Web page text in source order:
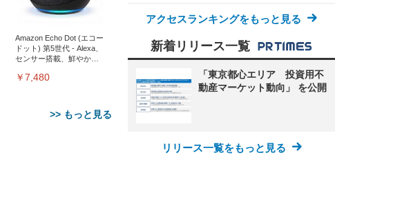
Amazon Echo Dot (エコー
ドット) 第5世代 - Alexa、
センサー搭載、鮮やかな
￥7,480
>> もっと見る
アクセスランキングをもっと見る
新着リリース一覧
「東京都心エリア 投資用不
動産マーケット動向」 を公開
リリース一覧をもっと見る